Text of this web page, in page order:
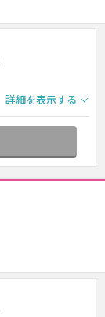
詳細を表示する